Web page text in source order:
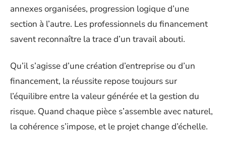
annexes organisées, progression logique d’une
section à l’autre. Les professionnels du financement
savent reconnaître la trace d’un travail abouti.
Qu’il s’agisse d’une création d’entreprise ou d’un
financement, la réussite repose toujours sur
l’équilibre entre la valeur générée et la gestion du
risque. Quand chaque pièce s’assemble avec naturel,
la cohérence s’impose, et le projet change d’échelle.